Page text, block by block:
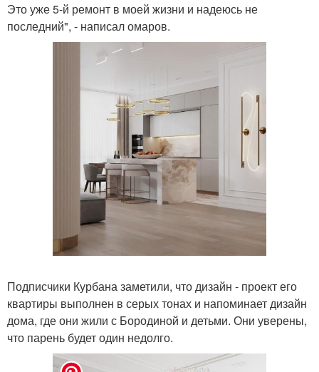
Это уже 5-й ремонт в моей жизни и надеюсь не
последний", - написал омаров.
Подписчики Курбана заметили, что дизайн - проект его
квартиры выполнен в серых тонах и напоминает дизайн
дома, где они жили с Бородиной и детьми. Они уверены,
что парень будет один недолго.